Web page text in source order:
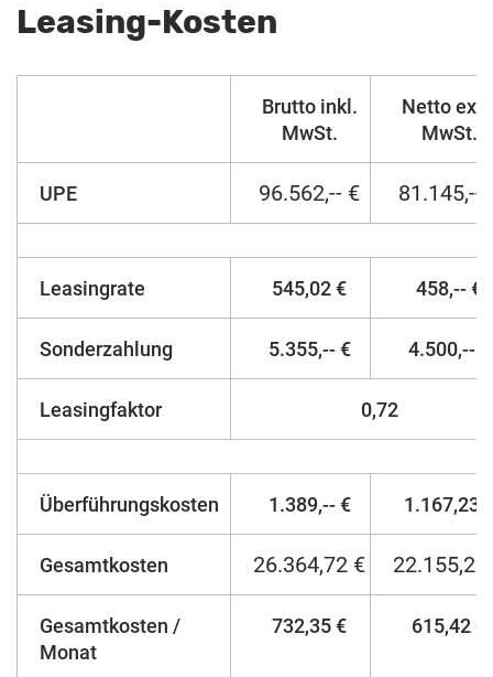
Leasing-Kosten
Brutto inkl.
MwSt.
Netto
MwSt.
UPE 96.562,-- € 81.145,--
Leasingrate 545,02 € 458,-- €
Sonderzahlung 5.355,-- € 4.500,-- €
Leasingfaktor 0,72
Überführungskosten 1.389,-- € 1.167,23
Gesamtkosten 26.364,72 € 22.155,23
Gesamtkosten /
Monat
732,35 € 615,42 €